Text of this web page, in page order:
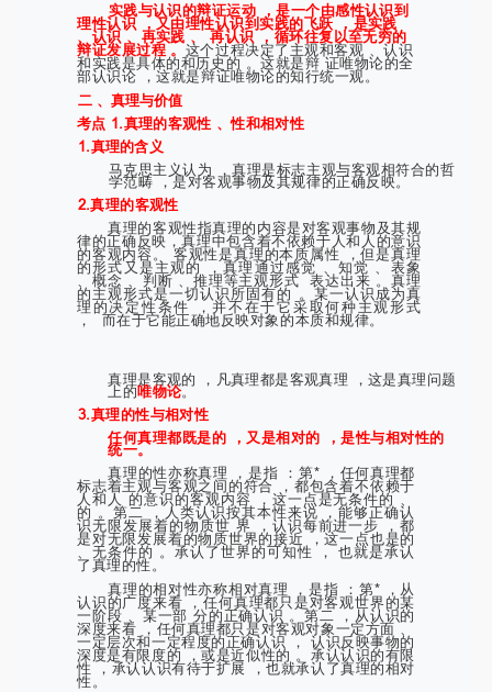
实践与认识的辩证运动 ，是一个由感性认识到
理性认识 ，又由理性认识到实践的飞跃 ，是实践
、认识 、再实践 、 再认识 ，循环往复以至无穷的
辩证发展过程 。这个过程决定了主观和客观 、认识
和实践是具体的和历史的 。这就是辩 证唯物论的全
部认识论 ，这就是辩证唯物论的知行统一观。
二 、真理与价值
考点 1.真理的客观性 、性和相对性
1.真理的含义
马克思主义认为 ，真理是标志主观与客观相符合的哲
学范畴 ，是对客观事物及其规律的正确反映。
2.真理的客观性
真理的客观性指真理的内容是对客观事物及其规
律的正确反映，真理中包含着不依赖于人和人的意识
的客观内容。 客观性是真理的本质属性 ，但是真理
的形式又是主观的 ，真理通过感觉 、知觉 、表象
、概念 、判断 、推理等主观形式 表达出来 。真理
的主观形式是一切认识所固有的 。某一认识成为真
理的决定性条件 ，并不在于它采取何种主观形式
， 而在于它能正确地反映对象的本质和规律。
真理是客观的 ，凡真理都是客观真理 ，这是真理问题
上的唯物论。
3.真理的性与相对性
任何真理都既是的 ，又是相对的 ，是性与相对性的
统一。
真理的性亦称真理 ，是指 ：第* ，任何真理都
标志着主观与客观之间的符合 ，都包含着不依赖于
人和人 的意识的客观内容 ，这一点是无条件的 、
的 。第二 ，人类认识按其本性来说 ，能够正确认
识无限发展着的物质世 界 ，认识每前进一步 ，都
是对无限发展着的物质世界的接近 ，这一点也是的
、无条件的 。承认了世界的可知性 ， 也就是承认
了真理的性。
真理的相对性亦称相对真理 ，是指 ：第* ，从
认识的广度来看 ，任何真理都只是对客观世界的某
一阶段 、某一部 分的正确认识 。第二 ，从认识的
深度来看 ，任何真理都只是对客观对象一定方面 、
一定层次和一定程度的正确认识 ， 认识反映事物的
深度是有限度的 ，或是近似性的 。承认认识的有限
性 ，承认认识有待于扩展 ，也就承认了真理的相对
性。